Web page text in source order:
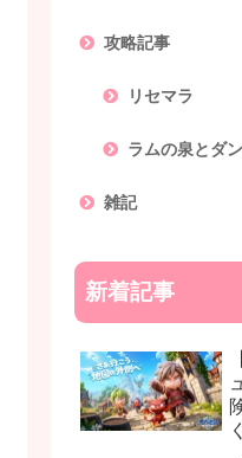
攻略記事
リセマラ
ラムの泉とダ
雑記
新着記事